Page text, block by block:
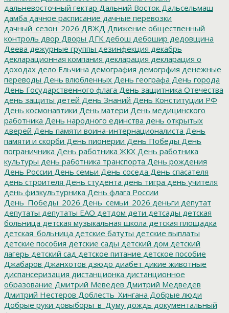
дальневосточный гектар Дальний Восток Дальсельмаш
дамба дачное расписание дачные перевозки
дачный_сезон_2026 ДВЖД Движение общественный
контроль двор Дворы ДГК дебош дебошир дедовщина
Деева дежурные группы дезинфекция декабрь
декларационная компания декларация декларация о
доходах дело Ельчина демография демогрфия денежные
переводы День влюбленных День географа День города
День Государственного флага День защитника Отечества
день защиты детей День Знаний День Конституции РФ
День космонавтики День матери День медицинского
работника День народного единства день открытых
дверей День памяти воина-интернационалиста День
памяти и скорби День пионерии День Победы День
пограничника День работника ЖКХ День работника
культуры день работника транспорта День рождения
День России День семьи День соседа День спасателя
день строителя День студента день тигра день учителя
день физкультурника День флага России
День_Победы_2026 День_семьи_2026 деньги депутат
депутаты депутаты ЕАО детдом дети детсады детская
больница детская музыкальная школа детская площадка
детская_больница детские батуты детские выплаты
детские пособия детские сады детский дом детский
лагерь детский сад детское питание детское пособие
Джабаров Джанхотов дзюдо диабет дикие животные
диспансеризация дистанционка дистанционное
образование Дмитрий Меведев Дмитрий Медведев
Дмитрий Нестеров Доблесть_Хингана Добрые люди
Добрые руки довыборы_в_Думу дождь документальный